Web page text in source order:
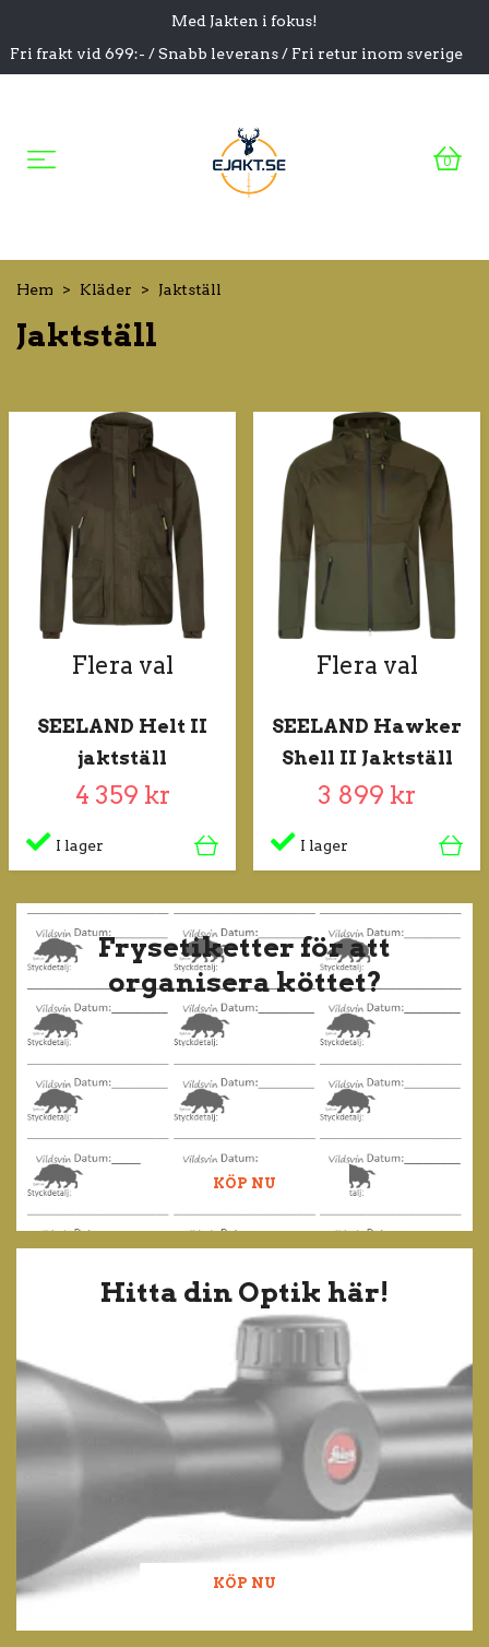
Med Jakten i fokus!
Fri frakt vid 699:- / Snabb leverans / Fri retur inom sverige
0
Frysetiketter för att
organisera köttet?
KÖP NU
Hitta din Optik här!
KÖP NU
Hem Kläder Jaktställ
Jaktställ
Flera val
SEELAND Helt II
jaktställ
4 359 kr
I lager
Flera val
SEELAND Hawker
Shell II Jaktställ
3 899 kr
I lager